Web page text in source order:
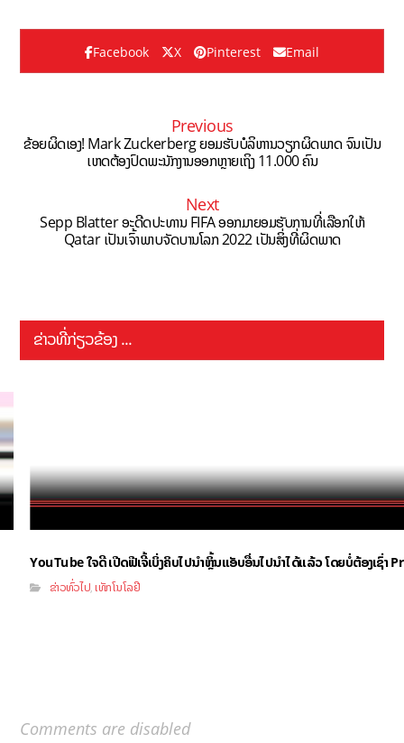
Facebook X Pinterest Email
Previous
ຂ້ອຍຜິດເອງ! Mark Zuckerberg ຍອມຮັບບໍລິຫານວຽກຜິດພາດ ຈົນເປັນ
ເຫດຕ້ອງປົດພະນັກງານອອກຫຼາຍເຖິງ 11.000 ຄົນ
Next
Sepp Blatter ອະດີດປະທານ FIFA ອອກມາຍອມຮັບການທີ່ເລືອກໃຫ້
Qatar ເປັນເຈົ້າພາບຈັດບານໂລກ 2022 ເປັນສິ່ງທີ່ຜິດພາດ
ຂ່າວທີ່ກ່ຽວຂ້ອງ ...
YouTube ໃຈດີ ເປີດຟີເຈີ້ເບິ່ງຄິບໄປນຳຫຼິ້ນແອັບອື່ນໄປນຳໄດ້ແລ້ວ ໂດຍບໍ່ຕ້ອງເຊົ່າ
ຂ່າວທົ່ວໄປ,ເທັກໂນໂລຢີ
Comments are disabled